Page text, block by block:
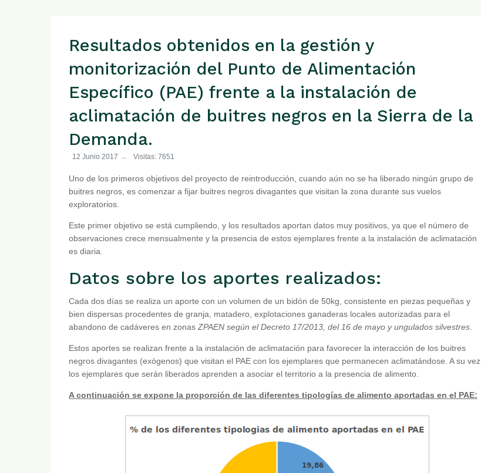
Resultados obtenidos en la gestión y
monitorización del Punto de Alimentación
Específico (PAE) frente a la instalación de
aclimatación de buitres negros en la Sierra de la
Demanda.
12 Junio 2017 Visitas: 7651
Uno de los primeros objetivos del proyecto de reintroducción, cuando aún no se ha liberado ningún grupo de
buitres negros, es comenzar a fijar buitres negros divagantes que visitan la zona durante sus vuelos
exploratorios.
Este primer objetivo se está cumpliendo, y los resultados aportan datos muy positivos, ya que el número de
observaciones crece mensualmente y la presencia de estos ejemplares frente a la instalación de aclimatación
es diaria.
Datos sobre los aportes realizados:
Cada dos días se realiza un aporte con un volumen de un bidón de 50kg, consistente en piezas pequeñas y
bien dispersas procedentes de granja, matadero, explotaciones ganaderas locales autorizadas para el
abandono de cadáveres en zonas ZPAEN según el Decreto 17/2013, del 16 de mayo y ungulados silvestres
Estos aportes se realizan frente a la instalación de aclimatación para favorecer la interacción de los buitres
negros divagantes (exógenos) que visitan el PAE con los ejemplares que permanecen aclimatándose. A su vez,
los ejemplares que serán liberados aprenden a asociar el territorio a la presencia de alimento.
A continuación se expone la proporción de las diferentes tipologías de alimento aportadas en el PAE: